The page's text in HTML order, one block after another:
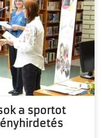
a sportot